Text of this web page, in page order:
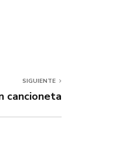
SIGUIENTE
cancioneta